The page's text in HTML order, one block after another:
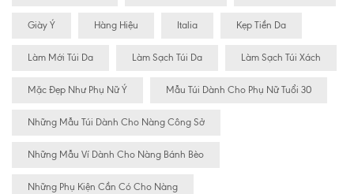
Giày Ý Hàng Hiệu Italia Kẹp Tiền Da
Làm Mới Túi Da Làm Sạch Túi Da Làm Sạch Túi Xách
Mặc Đẹp Như Phụ Nữ Ý Mẫu Túi Dành Cho Phụ Nữ Tuổi 30
Những Mẫu Túi Dành Cho Nàng Công Sở
Những Mẫu Ví Dành Cho Nàng Bánh Bèo
Những Phụ Kiện Cần Có Cho Nàng